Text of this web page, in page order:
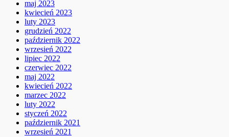
maj 2023
kwiecień 2023
luty 2023
grudzień 2022
październik 2022
wrzesień 2022
lipiec 2022
czerwiec 2022
maj 2022
kwiecień 2022
marzec 2022
luty 2022
styczeń 2022
październik 2021
wrzesień 2021